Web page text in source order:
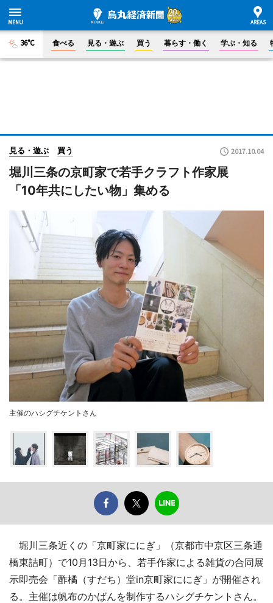
36°C 食べる 見る・遊ぶ 買う 暮らす・働く 学ぶ・知る
見る・遊ぶ 買う 2017.10.04
堀川三条の京町家で若手クラフト作家展
「10年共にしたい物」集める
主催のハシグチケントさん
堀川三条近くの「京町家ににぎ」（京都市中京区三条通
橋東詰町）で10月13日から、若手作家による雑貨の合同展
示即売会「酢橘（すだち）堂in京町家ににぎ」が開催され
る。主催は帆布のかばんを制作するハシグチケントさん。